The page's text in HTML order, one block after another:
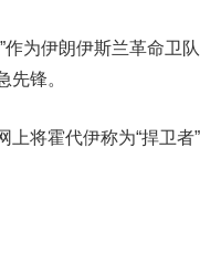
作为伊朗伊斯兰革命卫
先锋。
上将霍代伊称为“捍卫